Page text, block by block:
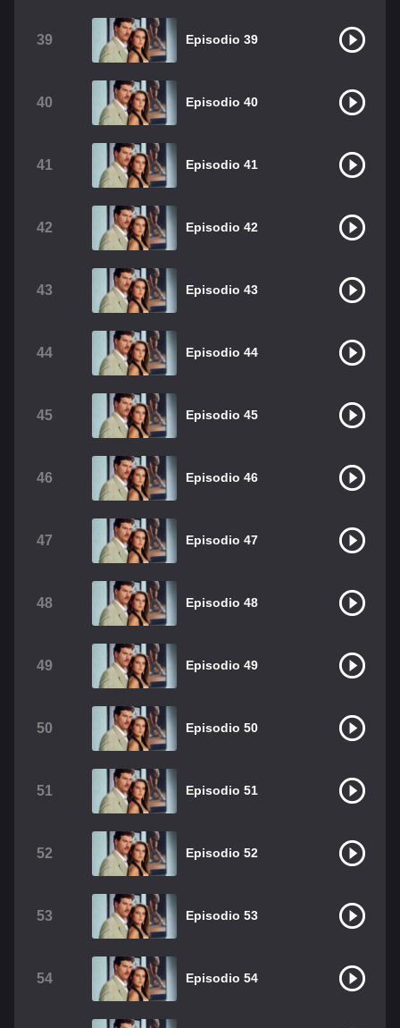
39 Episodio 39
40 Episodio 40
41 Episodio 41
42 Episodio 42
43 Episodio 43
44 Episodio 44
45 Episodio 45
46 Episodio 46
47 Episodio 47
48 Episodio 48
49 Episodio 49
50 Episodio 50
51 Episodio 51
52 Episodio 52
53 Episodio 53
54 Episodio 54